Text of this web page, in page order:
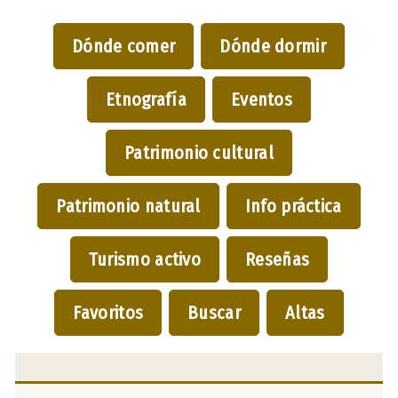
Dónde comer Dónde dormir
Etnografía Eventos
Patrimonio cultural
Patrimonio natural Info práctica
Turismo activo Reseñas
Favoritos Buscar Altas